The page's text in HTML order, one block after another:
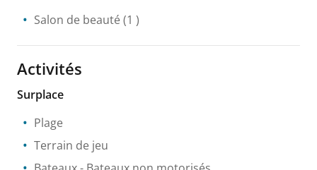
Salon de beauté (1 )
Activités
Surplace
Plage
Terrain de jeu